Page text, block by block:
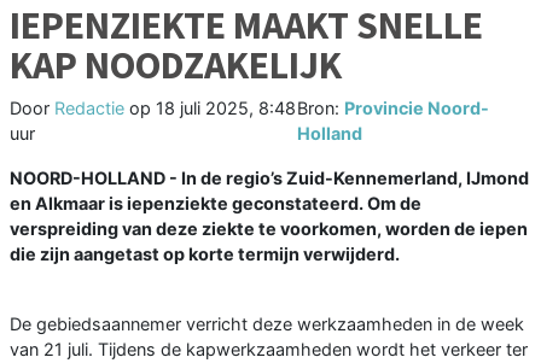
IEPENZIEKTE MAAKT SNELLE
KAP NOODZAKELIJK
Door Redactie op 18 juli 2025, 8:48
uur
Bron: Provincie Noord-
Holland
NOORD-HOLLAND - In de regio’s Zuid-Kennemerland, IJmond
en Alkmaar is iepenziekte geconstateerd. Om de
verspreiding van deze ziekte te voorkomen, worden de iepen
die zijn aangetast op korte termijn verwijderd.
De gebiedsaannemer verricht deze werkzaamheden in de week
van 21 juli. Tijdens de kapwerkzaamheden wordt het verkeer ter